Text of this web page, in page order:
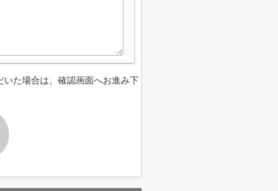
た場合は、確認画面へお進み下